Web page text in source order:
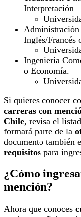
Interpretación
Inglés/Francés
Ingeniería
o Economía.
Si quieres conocer
carreras con
Chile, revisa el
formará parte de la
documento también
requisitos para
¿Cómo
mención?
Ahora que conoces